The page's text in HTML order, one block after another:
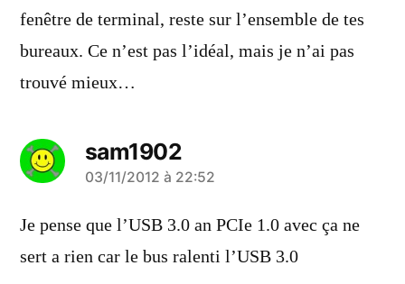
fenêtre de terminal, reste sur l’ensemble de tes
bureaux. Ce n’est pas l’idéal, mais je n’ai pas
trouvé mieux…
sam1902
a
dit :
03/11/2012 à 22:52
Je pense que l’USB 3.0 an PCIe 1.0 avec ça ne
sert a rien car le bus ralenti l’USB 3.0